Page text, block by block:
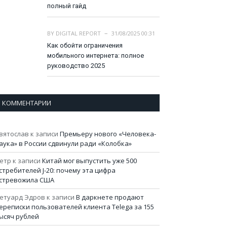
полный гайд
BY DIGITAL REPORT
31/08/2025 00:31
Как обойти ограничения
мобильного интернета: полное
руководство 2025
КОММЕНТАРИИ
к записи Премьеру нового «Человека-
в России сдвинули ради «Колобка»
к записи Китай мог выпустить уже 500
J-20: почему эта цифра
США
Эдров к записи В даркнете продают
пользователей клиента Telega за 155
рублей